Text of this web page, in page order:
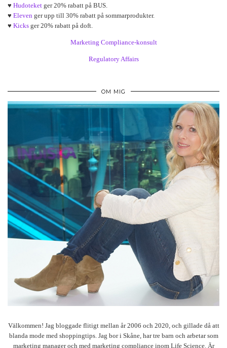
♥ Hudoteket ger 20% rabatt på BUS.
♥ Eleven ger upp till 30% rabatt på sommarprodukter.
♥ Kicks ger 20% rabatt på doft.
Marketing Compliance-konsult
Regulatory Affairs
OM MIG
Välkommen! Jag bloggade flitigt mellan år 2006 och 2020, och gillade då att
blanda mode med shoppingtips. Jag bor i Skåne, har tre barn och arbetar som
marketing manager och med marketing compliance inom Life Science. Är